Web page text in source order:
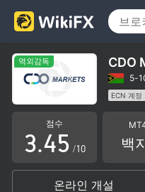
역외감독 CDO
5-
ECN 계정
화이트 레
역외 규제
점수
0
1
2
3
4
.
0
1
2
3
4
5
1
2
3
4
5
6
/10 백
온라인 개설